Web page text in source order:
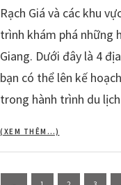
Rạch Giá và các khu
trình khám phá những
Giang. Dưới đây là 4
bạn có thể lên kế
trong hành trình du
(XEM THÊM…)